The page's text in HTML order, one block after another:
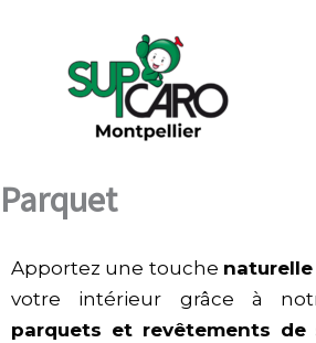
Parquet
Apportez une touche
votre intérieur grâce à
parquets et revêtements de